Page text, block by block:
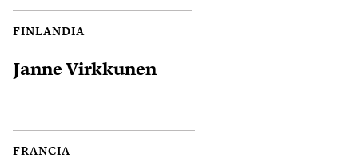
FINLANDIA
Janne Virkkunen
FRANCIA